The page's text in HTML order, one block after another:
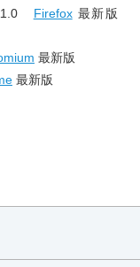
Firefox最新版
最新版
最新版